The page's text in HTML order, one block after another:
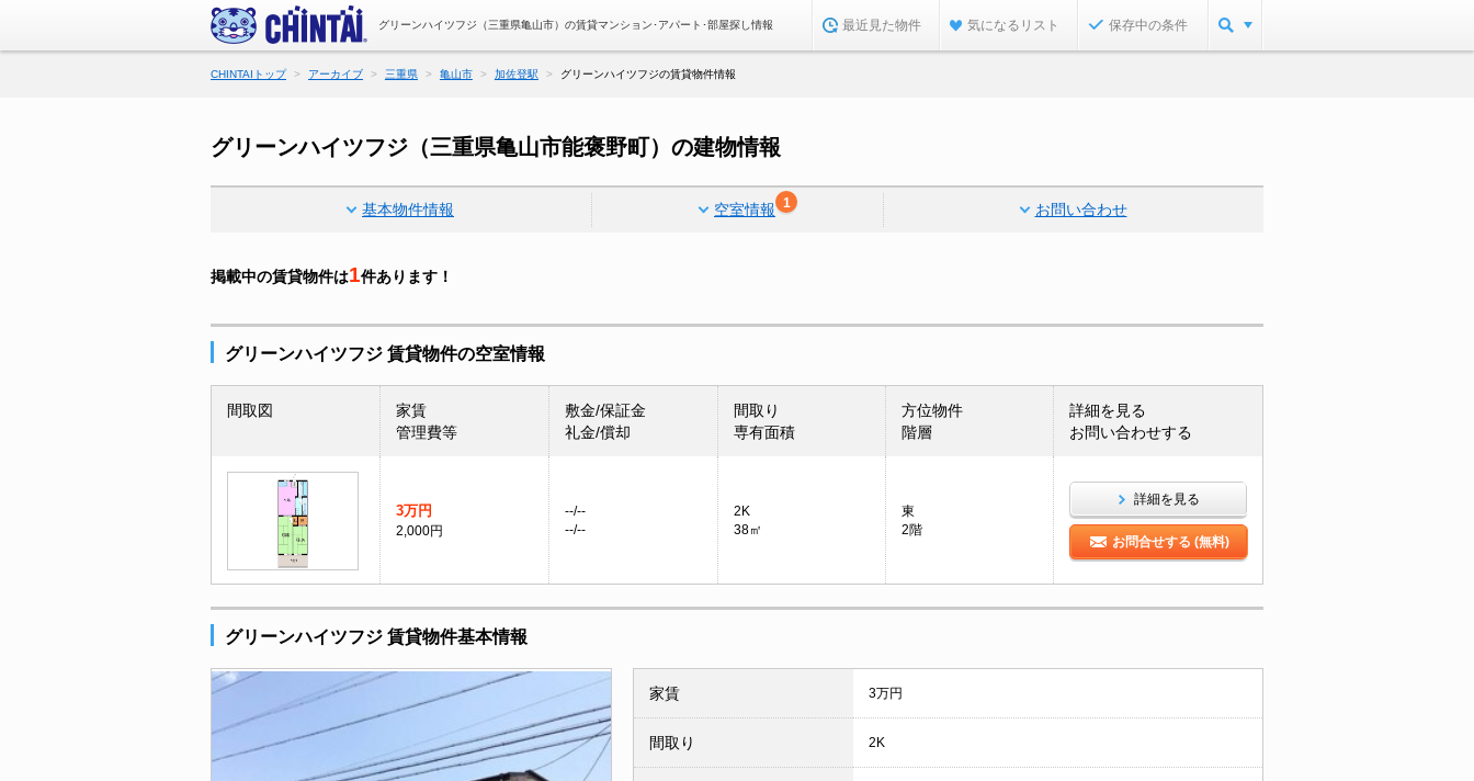
グリーンハイツフジ（三重県亀山市）の賃貸マンション･アパート･部屋探し情報 最近見た物件 気になるリスト 保存中の条件
CHINTAIトップ アーカイブ 三重県 亀山市 加佐登駅 グリーンハイツフジの賃貸物件情報
グリーンハイツフジ（三重県亀山市能褒野町）の建物情報
基本物件情報 空室情報 1 お問い合わせ
掲載中の賃貸物件は1件あります！
グリーンハイツフジ 賃貸物件の空室情報
間取図
家賃
管理費等
敷金/保証金
礼金/償却
間取り
専有面積
方位物件
階層
詳細を見る
お問い合わせする
3万円
2,000円
--/--
--/--
2K
38㎡
東
2階
詳細を見る
お問合せする (無料)
グリーンハイツフジ 賃貸物件基本情報
家賃 3万円
間取り 2K